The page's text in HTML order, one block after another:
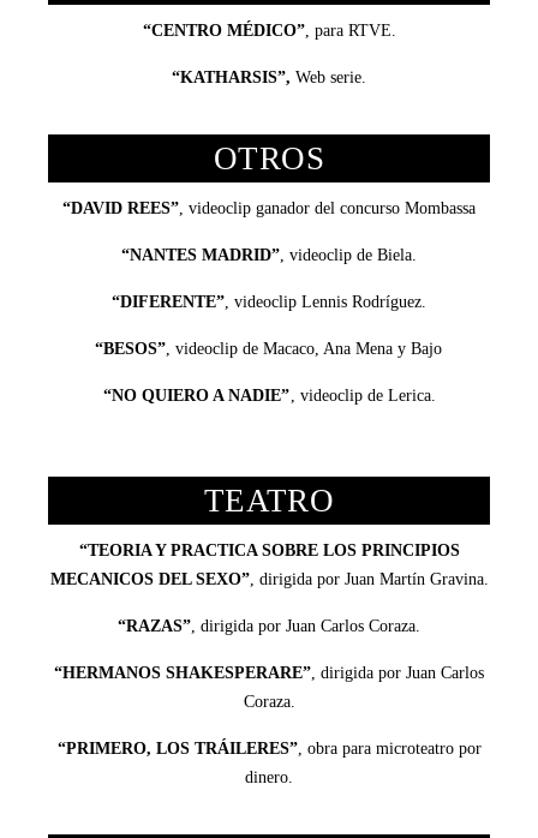
“CENTRO MÉDICO”, para RTVE.
“KATHARSIS”, Web serie.
OTROS
“DAVID REES” , videoclip ganador del concurso Mombassa
“NANTES MADRID” , videoclip de Biela.
“DIFERENTE” , videoclip Lennis Rodríguez.
“BESOS” , videoclip de Macaco, Ana Mena y Bajo
“NO QUIERO A NADIE” , videoclip de Lerica.
TEATRO
“TEORIA Y PRACTICA SOBRE LOS PRINCIPIOS
MECANICOS DEL SEXO”, dirigida por Juan Martín Gravina.
“RAZAS” , dirigida por Juan Carlos Coraza.
“HERMANOS SHAKESPERARE” , dirigida por Juan Carlos
Coraza.
“PRIMERO, LOS TRÁILERES”, obra para microteatro por
dinero.